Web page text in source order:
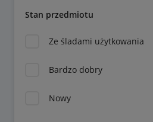
Stan przedmiotu
Ze śladami użytkowania
Bardzo dobry
Nowy